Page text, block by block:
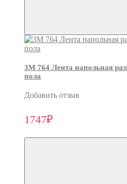
3M 764 Лента напольная
пола
Добавить отзыв
1747₽